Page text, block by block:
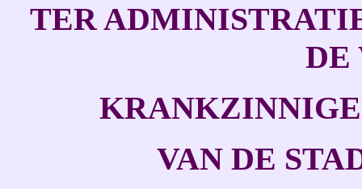
TER
DE
VAN DE